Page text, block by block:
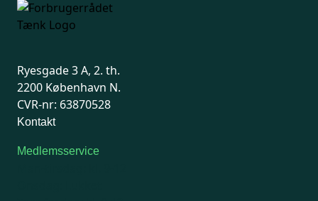
Ryesgade 3 A, 2. th.
2200 København N.
CVR-nr: 63870528
Kontakt
Medlemsservice